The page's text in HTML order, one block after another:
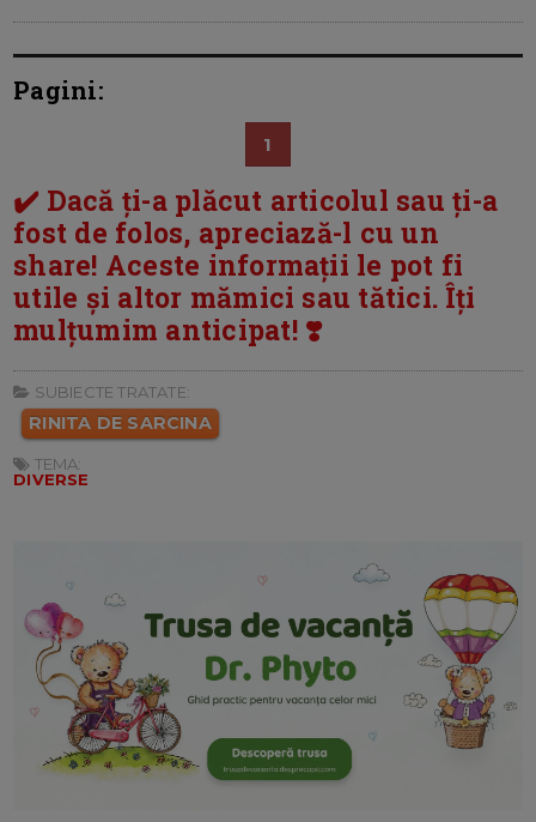
Pagini:
1
✔️ Dacă ți-a plăcut articolul sau ți-a
fost de folos, apreciază-l cu un
share! Aceste informații le pot fi
utile și altor mămici sau tătici. Îți
mulțumim anticipat! ❣️
SUBIECTE TRATATE:
RINITA DE SARCINA
TEMA:
DIVERSE